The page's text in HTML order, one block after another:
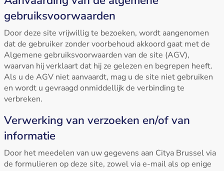
gebruiksvoorwaarden
Door deze site vrijwillig te bezoeken, wordt aangenomen
dat de gebruiker zonder voorbehoud akkoord gaat met de
Algemene gebruiksvoorwaarden van de site (AGV),
waarvan hij verklaart dat hij ze gelezen en begrepen heeft.
Als u de AGV niet aanvaardt, mag u de site niet gebruiken
en wordt u gevraagd onmiddellijk de verbinding te
verbreken.
Verwerking van verzoeken en/of van
informatie
Door het meedelen van uw gegevens aan Citya Brussel via
de formulieren op deze site, zowel via e-mail als op enige